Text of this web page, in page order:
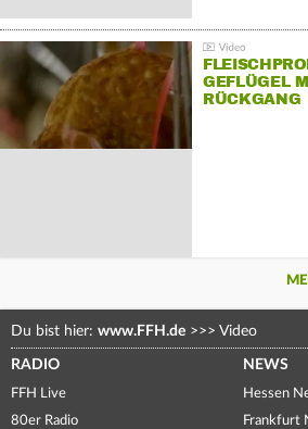
GEFLÜGEL
ÜCKGANG
Du bist hier: www.FFH.de >>> Video
RADIO
FFH Live
80er Radio
NEWS
Hessen
Frankfurt